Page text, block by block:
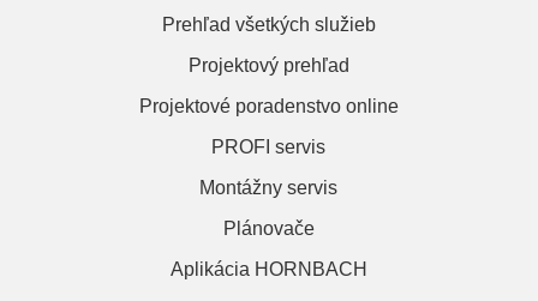
Prehľad všetkých služieb
Projektový prehľad
Projektové poradenstvo online
PROFI servis
Montážny servis
Plánovače
Aplikácia HORNBACH